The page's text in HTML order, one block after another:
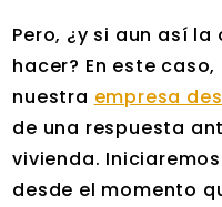
Pero, ¿y si aun así la
hacer? En este
nuestra empresa
de una respuesta
vivienda.
desde el momento